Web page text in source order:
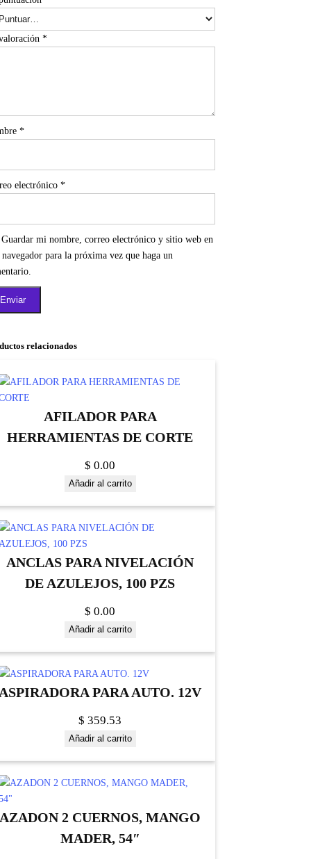
*
*
electrónico *
Guardar mi nombre, correo electrónico y sitio web en
navegador para la próxima vez que haga un
relacionados
AFILADOR PARA
HERRAMIENTAS DE CORTE
$ 0.00
Añadir al carrito
ANCLAS PARA NIVELACIÓN
DE AZULEJOS, 100 PZS
$ 0.00
Añadir al carrito
PARA AUTO. 12V
$ 359.53
Añadir al carrito
AZADON 2 CUERNOS, MANGO
MADER, 54″